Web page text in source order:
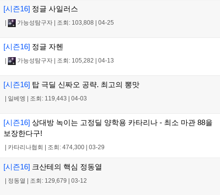
[시즌16] 정글 사일러스
가능성탐구자 조회: 103,808 04-25
[시즌16] 정글 자헨
가능성탐구자 조회: 105,282 04-13
[시즌16] 탑 극딜 신짜오 공략. 최고의 뽕맛
일베엥 조회: 119,443 04-03
[시즌16] 상대방 녹이는 고정딜 양학용 카타리나 - 최소 마관 88을
보장한다구!
카타리나협회 조회: 474,300 03-29
[시즌16] 크산테의 핵심 정동열
정동열 조회: 129,679 03-12